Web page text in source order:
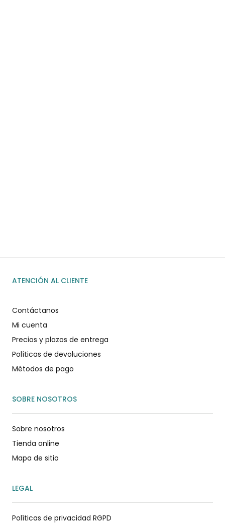
ATENCIÓN AL CLIENTE
Contáctanos
Mi cuenta
Precios y plazos de entrega
Políticas de devoluciones
Métodos de pago
SOBRE NOSOTROS
Sobre nosotros
Tienda online
Mapa de sitio
LEGAL
Políticas de privacidad RGPD